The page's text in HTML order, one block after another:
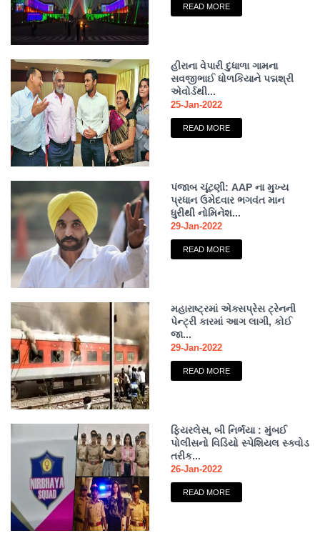
READ MORE
હીરાના વેપારી દુધાળા ગામના
સવજીભાઈ ધોળકિયાને પદ્મશ્રી
એવોર્ડથી...
25-Jan-2022
READ MORE
પંજાબ ચૂંટણી: AAP ના મુખ્ય
પ્રધાન ઉમેદવાર ભગવંત માન
ધુરીથી નોમિનેશ...
29-Jan-2022
READ MORE
મહારાષ્ટ્રમાં એક્સપ્રેસ ટ્રેનની
પેન્ટ્રી કારમાં આગ લાગી, કોઈ
જા...
29-Jan-2022
READ MORE
ફિયરલેસ, બી નિર્ભયા : મુંબઈ
પોલીસનો વિડિયો સ્પેશિયલ સ્ક્વોડ
તરીક...
26-Jan-2022
READ MORE